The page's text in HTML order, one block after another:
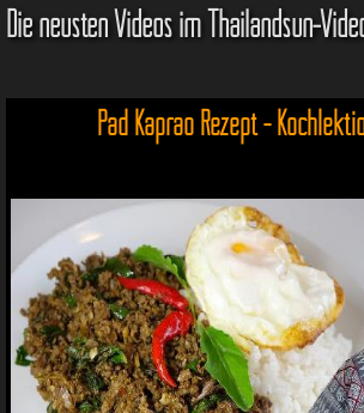
Die neusten Videos im Thailandsun-
Pad Kaprao Rezept -